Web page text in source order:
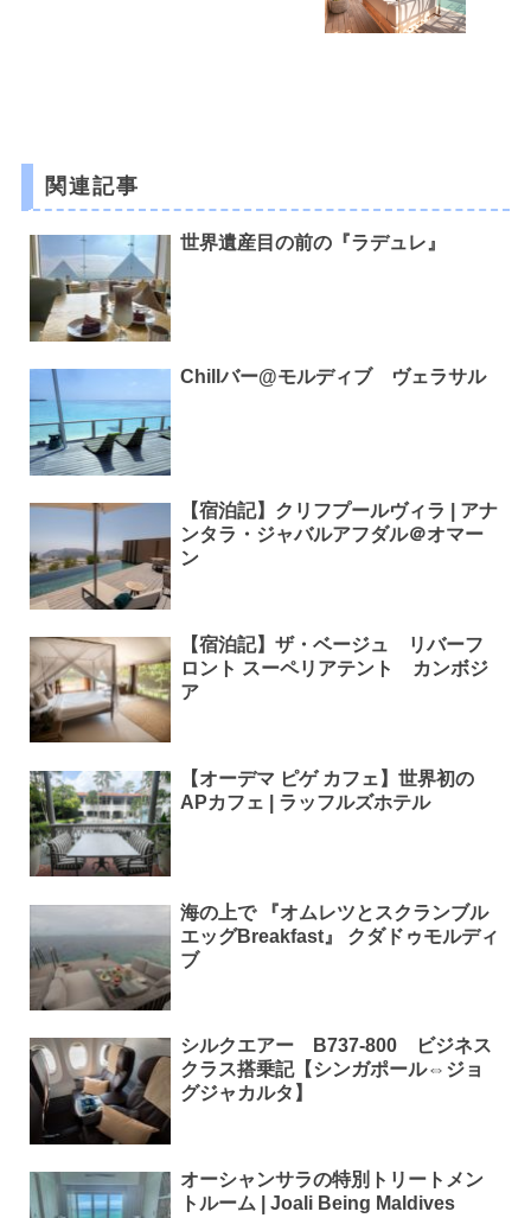
関連記事
世界遺産目の前の『ラデュレ』
Chillバー@モルディブ ヴェラサル
【宿泊記】クリフプールヴィラ | アナ
ンタラ・ジャバルアフダル＠オマー
ン
【宿泊記】ザ・ベージュ リバーフ
ロント スーペリアテント カンボジ
ア
【オーデマ ピゲ カフェ】世界初の
APカフェ | ラッフルズホテル
海の上で 『オムレツとスクランブル
エッグBreakfast』 クダドゥモルディ
ブ
シルクエアー B737-800 ビジネス
クラス搭乗記【シンガポール⇔ジョ
グジャカルタ】
オーシャンサラの特別トリートメン
トルーム | Joali Being Maldives